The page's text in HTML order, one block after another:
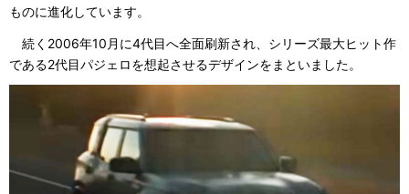
ものに進化しています。
続く2006年10月に4代目へ全面刷新され、シリーズ最大ヒット作
である2代目パジェロを想起させるデザインをまといました。